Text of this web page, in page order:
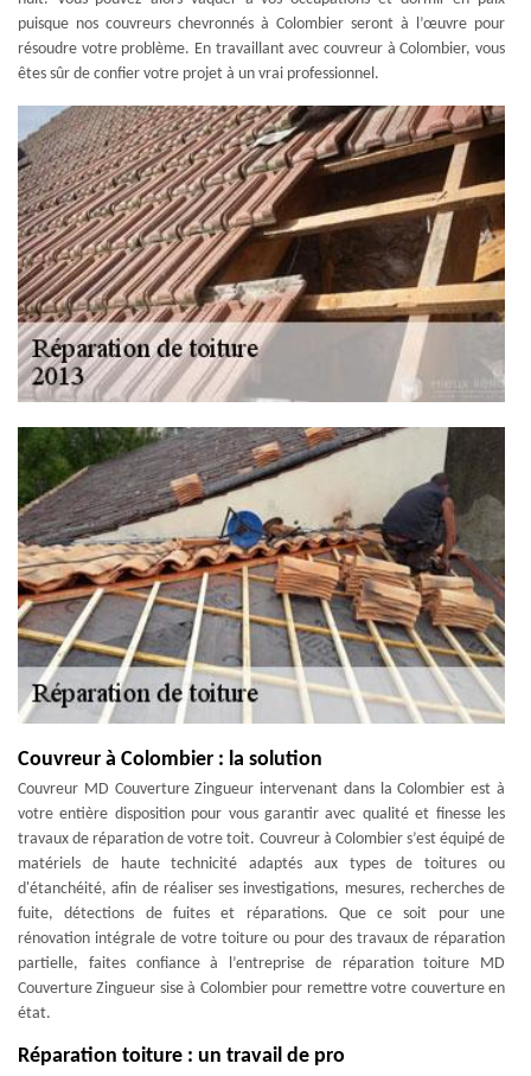
puisque nos couvreurs chevronnés à Colombier seront à l’œuvre pour
résoudre votre problème. En travaillant avec couvreur à Colombier, vous
êtes sûr de confier votre projet à un vrai professionnel.
Couvreur à Colombier : la solution
Couvreur MD Couverture Zingueur intervenant dans la Colombier est à
votre entière disposition pour vous garantir avec qualité et finesse les
travaux de réparation de votre toit. Couvreur à Colombier s’est équipé de
matériels de haute technicité adaptés aux types de toitures ou
d'étanchéité, afin de réaliser ses investigations, mesures, recherches de
fuite, détections de fuites et réparations. Que ce soit pour une
rénovation intégrale de votre toiture ou pour des travaux de réparation
partielle, faites confiance à l’entreprise de réparation toiture MD
Couverture Zingueur sise à Colombier pour remettre votre couverture en
état.
Réparation toiture : un travail de pro